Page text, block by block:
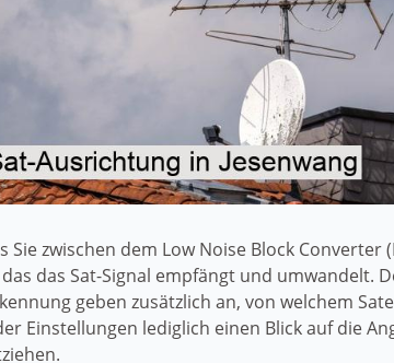
zwischen dem Low Noise Block Converter
das Sat-Signal empfängt und umwandelt.
geben zusätzlich an, von welchem
Einstellungen lediglich einen Blick auf die